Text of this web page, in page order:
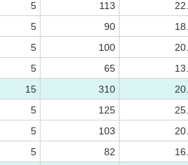
5 113
5 90
5 100
5 65
15 310
5 125
5 103
5 82